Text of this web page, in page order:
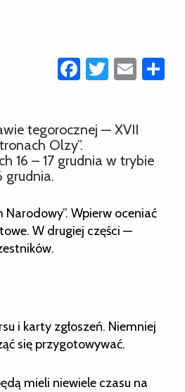
Facebook
Twitter
Email
tegorocznej — XVII
Olzy”.
16 – 17 grudnia w trybie
grudnia.
Narodowy”. Wpierw oceniać
W drugiej części —
i karty zgłoszeń. Niemniej
się przygotowywać.
mieli niewiele czasu na